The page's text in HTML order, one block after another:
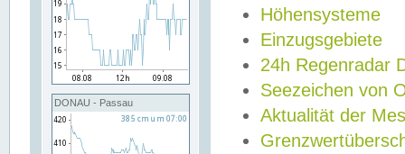
DONAU - Passau
Höhensysteme
Einzugsgebiete
24h Regenradar
Seezeichen von
Aktualität der